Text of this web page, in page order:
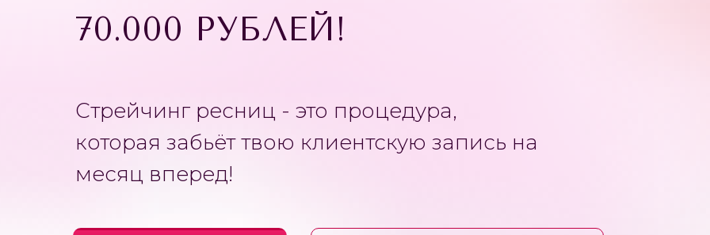
70.000 РУБЛЕЙ!
Стрейчинг ресниц - это процедура,
которая забьёт твою клиентскую запись на
месяц вперед!